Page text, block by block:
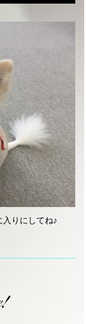
りにしてね♪